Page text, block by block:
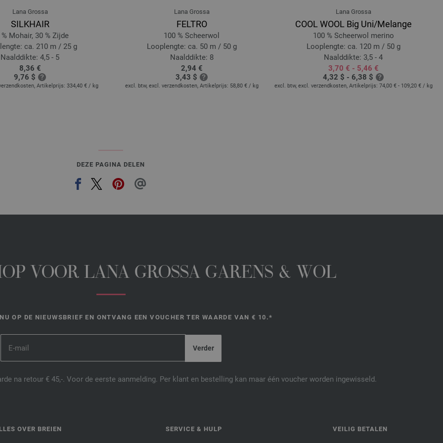
Lana Grossa
SILKHAIR
Mohair, 30 % Zijde
ca. 210 m / 25 g
Naalddikte: 4,5 - 5
8,36 €
9,76 $
Artikelprijs: 334,40 € / kg
Lana Grossa
FELTRO
100 % Scheerwol
Looplengte: ca. 50 m / 50 g
Naalddikte: 8
2,94 €
3,43 $
excl. btw, excl. verzendkosten, Artikelprijs: 58,80 € / kg
Lana Grossa
COOL WOOL Big Uni/Melange
100 % Scheerwol merino
Looplengte: ca. 120 m / 50 g
Naalddikte: 3,5 - 4
3,70 € - 5,46 €
4,32 $ - 6,38 $
excl. btw, excl. verzendkosten, Artikelprijs: 74,00 € - 109,20 € / kg
DEZE PAGINA DELEN
VOOR LANA GROSSA GARENS & WOL
OP DE NIEUWSBRIEF EN ONTVANG EEN VOUCHER TER WAARDE VAN € 10.*
na retour € 45,-. Voor de eerste aanmelding. Per klant en bestelling kan maar één voucher worden ingewisseld.
OVER BREIEN SERVICE & HULP VEILIG BETALEN